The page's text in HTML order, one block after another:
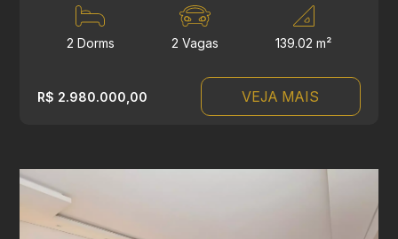
2 Dorms 2 Vagas 139.02 m²
R$ 2.980.000,00 VEJA MAIS